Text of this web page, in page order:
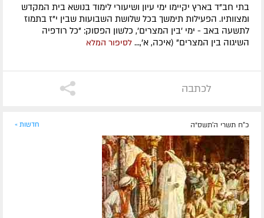
בתי חב"ד בארץ יקיימו ימי עיון ושיעורי לימוד בנושא בית המקדש
ומצוותיו. הפעילות תימשך בכל שלושת השבועות שבין י"ז בתמוז
לתשעה באב - ימי 'בין המצרים', כלשון הפסוק: "כל רודפיה
השיגוה בין המצרים" (איכה, א',... לסיפור המלא
לכתבה
כ"ח תשרי ה׳תשס״ה חדשות »